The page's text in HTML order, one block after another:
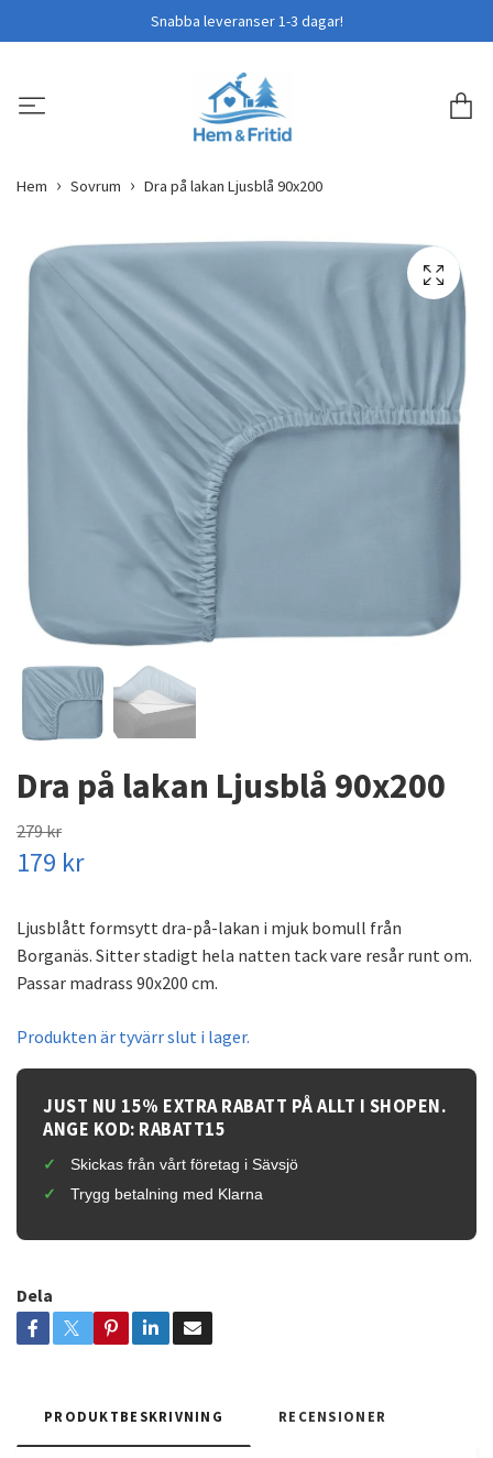
Snabba leveranser 1-3 dagar!
Hem Sovrum Dra på lakan Ljusblå 90x200
Dra på lakan Ljusblå 90x200
279 kr
179 kr
Ljusblått formsytt dra-på-lakan i mjuk bomull från
Borganäs. Sitter stadigt hela natten tack vare resår runt om.
Passar madrass 90x200 cm.
Produkten är tyvärr slut i lager.
JUST NU 15% EXTRA RABATT PÅ ALLT I SHOPEN.
ANGE KOD: RABATT15
Skickas från vårt företag i Sävsjö
Trygg betalning med Klarna
Dela
PRODUKTBESKRIVNING RECENSIONER